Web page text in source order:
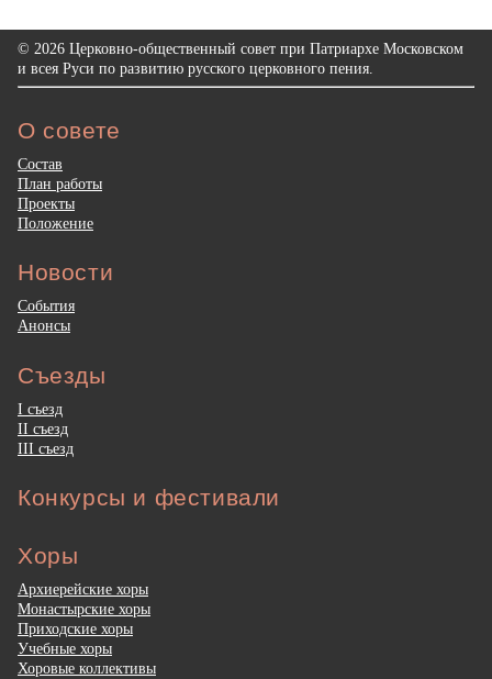
© 2026 Церковно-общественный совет при Патриархе Московском
и всея Руси по развитию русского церковного пения.
О совете
Состав
План работы
Проекты
Положение
Новости
События
Анонсы
Съезды
I съезд
II съезд
III съезд
Конкурсы и фестивали
Хоры
Архиерейские хоры
Монастырские хоры
Приходские хоры
Учебные хоры
Хоровые коллективы